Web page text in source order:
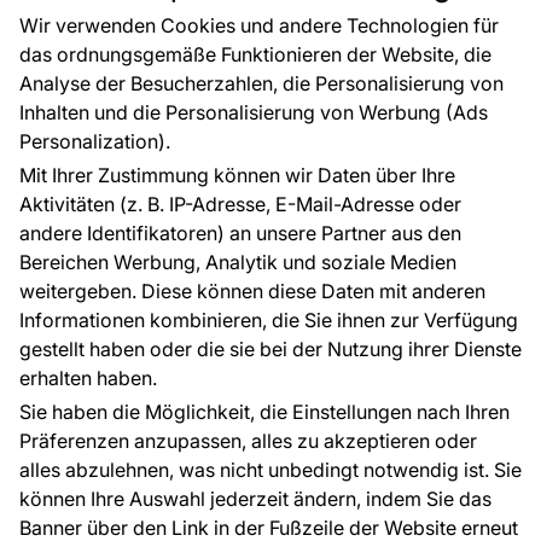
Wir verwenden Cookies und andere Technologien für
das ordnungsgemäße Funktionieren der Website, die
Analyse der Besucherzahlen, die Personalisierung von
Inhalten und die Personalisierung von Werbung (Ads
Personalization).
Mit Ihrer Zustimmung können wir Daten über Ihre
Aktivitäten (z. B. IP-Adresse, E-Mail-Adresse oder
andere Identifikatoren) an unsere Partner aus den
Bereichen Werbung, Analytik und soziale Medien
weitergeben. Diese können diese Daten mit anderen
Informationen kombinieren, die Sie ihnen zur Verfügung
gestellt haben oder die sie bei der Nutzung ihrer Dienste
erhalten haben.
Sie haben die Möglichkeit, die Einstellungen nach Ihren
Präferenzen anzupassen, alles zu akzeptieren oder
alles abzulehnen, was nicht unbedingt notwendig ist. Sie
können Ihre Auswahl jederzeit ändern, indem Sie das
Banner über den Link in der Fußzeile der Website erneut
Großhandel
Raumvisualisierung
Tapetenmuster
FÜR SIE
Blog
EU-Projekte
Ratschläge und Tipps
FAQ
ÜBER DAS UNTERNEHMEN
Kontakt
Haben Sie Fragen? Wir helfen Ihnen gerne weiter
und beraten Sie persönlich.
+49 781 95633072
service@tapeteneshop.de